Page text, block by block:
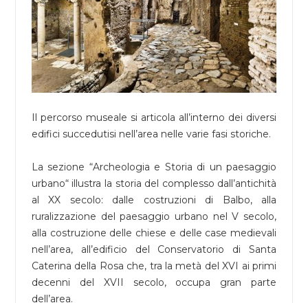
Il percorso museale si articola all’interno dei diversi
edifici succedutisi nell’area nelle varie fasi storiche.
La sezione “Archeologia e Storia di un paesaggio
urbano“ illustra la storia del complesso dall’antichità
al XX secolo: dalle costruzioni di Balbo, alla
ruralizzazione del paesaggio urbano nel V secolo,
alla costruzione delle chiese e delle case medievali
nell’area, all’edificio del Conservatorio di Santa
Caterina della Rosa che, tra la metà del XVI ai primi
decenni del XVII secolo, occupa gran parte
dell’area.